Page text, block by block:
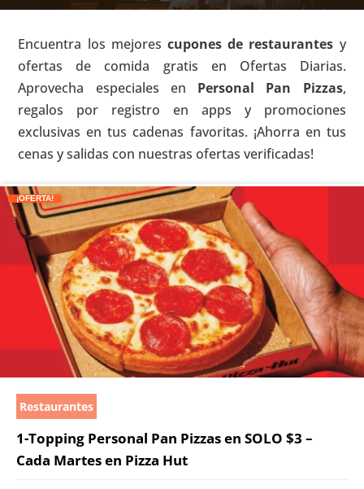
Encuentra los mejores cupones de restaurantes y
ofertas de comida gratis en Ofertas Diarias.
Aprovecha especiales en Personal Pan Pizzas,
regalos por registro en apps y promociones
exclusivas en tus cadenas favoritas. ¡Ahorra en tus
cenas y salidas con nuestras ofertas verificadas!
¡OFERTA!
Restaurantes
1-Topping Personal Pan Pizzas en SOLO $3 –
Cada Martes en Pizza Hut